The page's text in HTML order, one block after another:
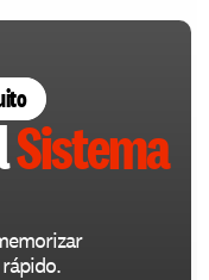
Sistema